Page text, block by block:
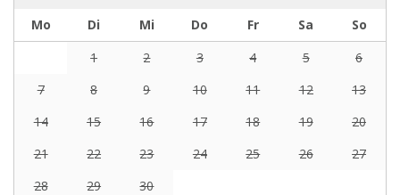
Mo
Di Mi Do Fr Sa
So
1
2 3 4 5
6
7
8 9 10 11 12
13
14
15 16 17 18 19
20
21
22 23 24 25 26
27
28
29 30